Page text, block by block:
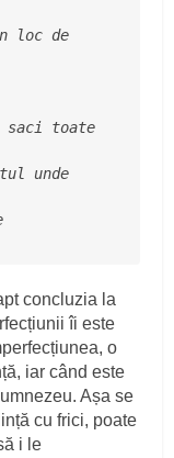
loc de
saci toate
unde
concluzia la
îi este
o
iar când este
Așa se
cu frici, poate
i le